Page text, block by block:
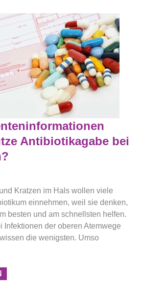
Antibiotikagabe bei
Kratzen im Hals wollen viele
einnehmen, weil sie denken,
besten und am schnellsten helfen.
Infektionen der oberen Atemwege
die wenigsten. Umso